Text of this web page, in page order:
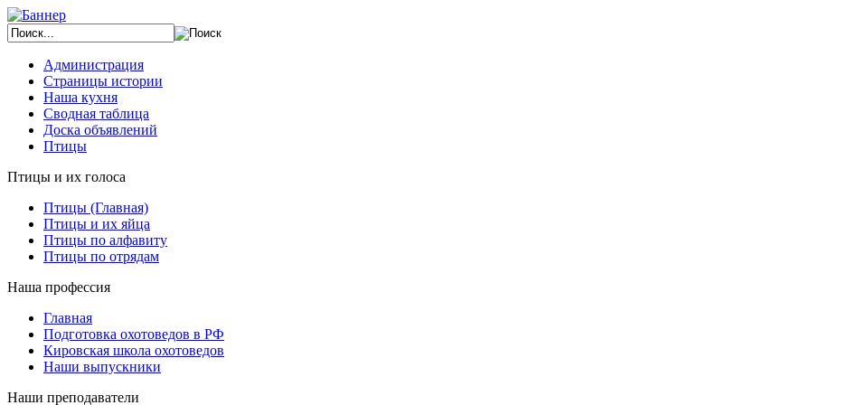
Администрация
Страницы истории
Наша кухня
Сводная таблица
Доска объявлений
Птицы
Птицы и их голоса
Птицы (Главная)
Птицы и их яйца
Птицы по алфавиту
Птицы по отрядам
Наша профессия
Главная
Подготовка охотоведов в РФ
Кировская школа охотоведов
Наши выпускники
Наши преподаватели